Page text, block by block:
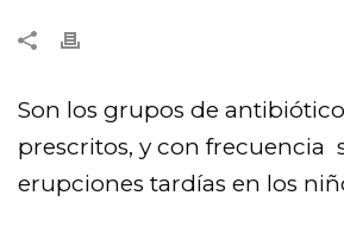
Son los grupos de
prescritos, y con frecuencia
erupciones tardías en los